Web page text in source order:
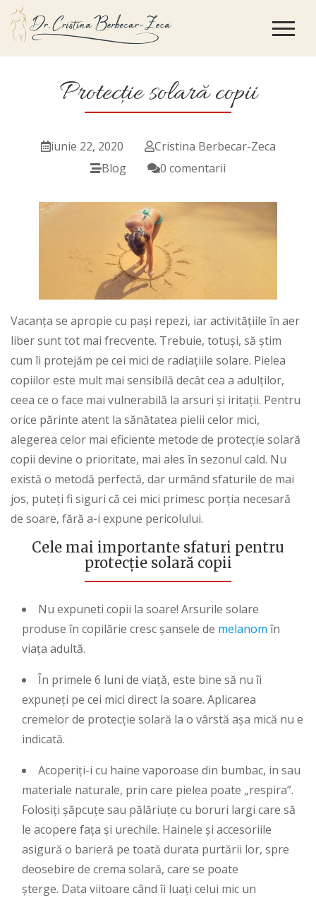
Protecție solară copii
iunie 22, 2020
Cristina Berbecar-Zeca
Blog
0 comentarii
Vacanța se apropie cu pași repezi, iar activitățiile în aer
liber sunt tot mai frecvente. Trebuie, totuși, să știm
cum îi protejăm pe cei mici de radiațiile solare. Pielea
copiilor este mult mai sensibilă decât cea a adulților,
ceea ce o face mai vulnerabilă la arsuri și iritații. Pentru
orice părinte atent la sănătatea pielii celor mici,
alegerea celor mai eficiente metode de protecție solară
copii devine o prioritate, mai ales în sezonul cald. Nu
există o metodă perfectă, dar urmând sfaturile de mai
jos, puteți fi siguri că cei mici primesc porția necesară
de soare, fără a-i expune pericolului.
Cele mai importante sfaturi pentru
protecție solară copii
Nu expuneti copii la soare! Arsurile solare
produse în copilărie cresc șansele de melanom în
viața adultă.
În primele 6 luni de viață, este bine să nu îi
expuneți pe cei mici direct la soare. Aplicarea
cremelor de protecție solară la o vârstă așa mică nu e
indicată.
Acoperiți-i cu haine vaporoase din bumbac, in sau
materiale naturale, prin care pielea poate „respira”.
Folosiți șăpcuțe sau pălăriuțe cu boruri largi care să
le acopere fața și urechile. Hainele și accesoriile
asigură o barieră pe toată durata purtării lor, spre
deosebire de crema solară, care se poate
șterge. Data viitoare când îi luați celui mic un